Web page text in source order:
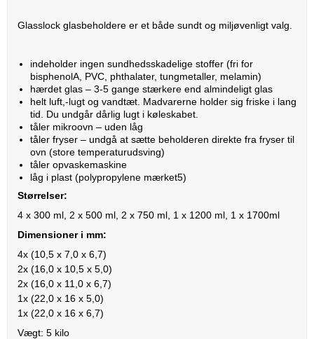
Glasslock glasbeholdere er et både sundt og miljøvenligt valg.
indeholder ingen sundhedsskadelige stoffer (fri for
bisphenolA, PVC, phthalater, tungmetaller, melamin)
hærdet glas – 3-5 gange stærkere end almindeligt glas
helt luft,-lugt og vandtæt. Madvarerne holder sig friske i lang
tid. Du undgår dårlig lugt i køleskabet.
tåler mikroovn – uden låg
tåler fryser – undgå at sætte beholderen direkte fra fryser til
ovn (store temperaturudsving)
tåler opvaskemaskine
låg i plast (polypropylene mærket5)
Størrelser:
4 x 300 ml, 2 x 500 ml, 2 x 750 ml, 1 x 1200 ml, 1 x 1700ml
Dimensioner i mm:
4x (10,5 x 7,0 x 6,7)
2x (16,0 x 10,5 x 5,0)
2x (16,0 x 11,0 x 6,7)
1x (22,0 x 16 x 5,0)
1x (22,0 x 16 x 6,7)
Vægt: 5 kilo